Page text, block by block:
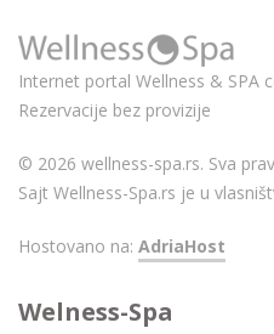
Internet portal Wellness & SPA
Rezervacije bez provizije
© 2026 wellness-spa.rs. Sva
Sajt Wellness-Spa.rs je u
Hostovano na: AdriaHost
Welness-Spa